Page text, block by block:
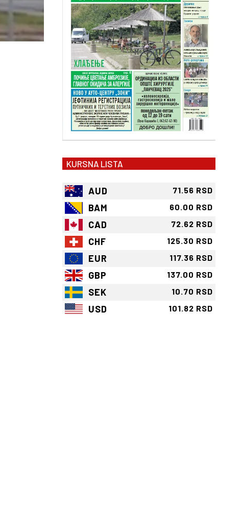
KURSNA LISTA
AUD 71.56 RSD
BAM 60.00 RSD
CAD 72.62 RSD
CHF 125.30 RSD
EUR 117.36 RSD
GBP 137.00 RSD
SEK 10.70 RSD
USD 101.82 RSD